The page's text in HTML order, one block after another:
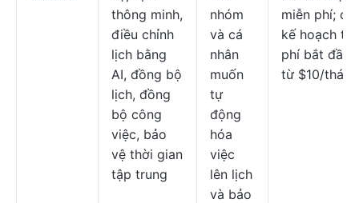
thông minh,
điều chỉnh
lịch bằng
AI, đồng bộ
lịch, đồng
bộ công
việc, bảo
vệ thời gian
tập trung
nhóm
và cá
nhân
muốn
tự
động
hóa
việc
lên lịch
và bảo
miễn phí;
kế hoạch trả
phí bắt đầu
từ $10/tháng